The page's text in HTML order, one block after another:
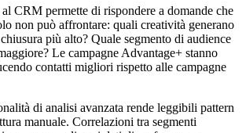
CRM permette di rispondere a domande che
non può affrontare: quali creatività generano
più alto? Quale segmento di audience
Le campagne Advantage+ stanno
contatti migliori rispetto alle campagne
di analisi avanzata rende leggibili pattern
manuale. Correlazioni tra segmenti